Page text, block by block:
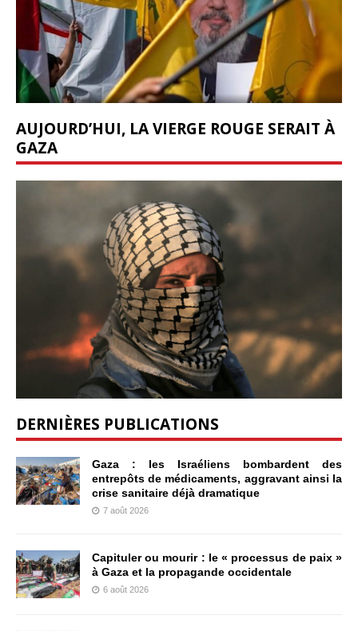
AUJOURD’HUI, LA VIERGE ROUGE SERAIT À
GAZA
DERNIÈRES PUBLICATIONS
Gaza : les Israéliens bombardent des
entrepôts de médicaments, aggravant ainsi la
crise sanitaire déjà dramatique
7 août 2026
Capituler ou mourir : le « processus de paix »
à Gaza et la propagande occidentale
6 août 2026